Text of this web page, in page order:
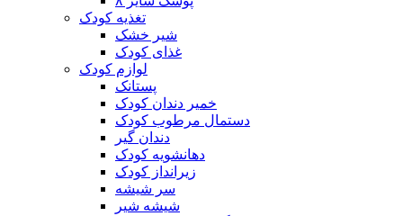
تغذیه کودک
شیر خشک
غذای کودک
لوازم کودک
پستانک
خمیر دندان کودک
دستمال مرطوب کودک
دندان گیر
دهانشویه کودک
زیرانداز کودک
سر شیشه
شیشه شیر